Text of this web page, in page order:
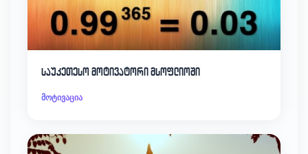
საუკეთესო მოტივატორი მსოფლიოში
მოტივაცია